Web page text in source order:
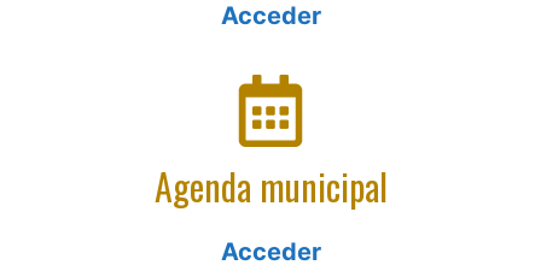
Acceder
Agenda municipal
Acceder